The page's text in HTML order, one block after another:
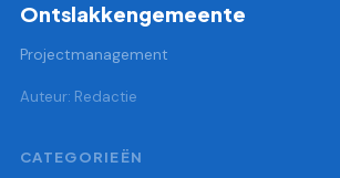
Ontslakkengemeente
Projectmanagement
Auteur: Redactie
CATEGORIEËN